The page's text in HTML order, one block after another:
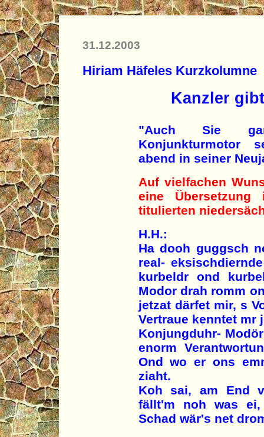
31.12.2003
Hiriam Häfeles Kurzkolumne
Kanzler
"Auch Sie
Konjunkturmotor
abend in seiner
Auf vielfachen
eine
titulierten
H.H.:
Ha dooh guggsch
real-
kurbeldr ond
Modor drah romm
jetzat därfet mir, s
Vertraue kenntet mr
Konjungduhr-
enorm
Ond wo er ons
ziaht.
Koh sai, am End
fällt'm noh was
Schad wär's net